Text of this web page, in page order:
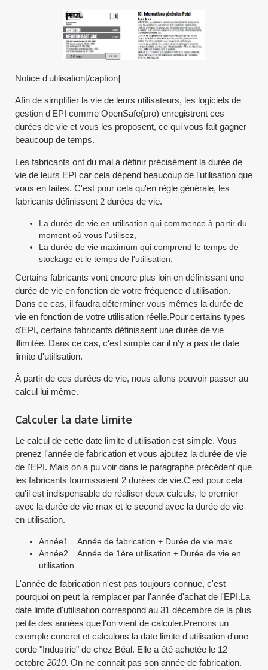
Notice d'utilisation[/caption]
Afin de simplifier la vie de leurs utilisateurs, les logiciels de
gestion d'EPI comme OpenSafe(pro) enregistrent ces
durées de vie et vous les proposent, ce qui vous fait gagner
beaucoup de temps.
Les fabricants ont du mal à définir précisément la durée de
vie de leurs EPI car cela dépend beaucoup de l'utilisation que
vous en faites. C'est pour cela qu'en règle générale, les
fabricants définissent 2 durées de vie.
La durée de vie en utilisation qui commence à partir du
moment où vous l'utilisez,
La durée de vie maximum qui comprend le temps de
stockage et le temps de l'utilisation.
Certains fabricants vont encore plus loin en définissant une
durée de vie en fonction de votre fréquence d'utilisation.
Dans ce cas, il faudra déterminer vous mêmes la durée de
vie en fonction de votre utilisation réelle.Pour certains types
d'EPI, certains fabricants définissent une durée de vie
illimitée. Dans ce cas, c'est simple car il n'y a pas de date
limite d'utilisation.
À partir de ces durées de vie, nous allons pouvoir passer au
calcul lui même.
Calculer la date limite
Le calcul de cette date limite d'utilisation est simple. Vous
prenez l'année de fabrication et vous ajoutez la durée de vie
de l'EPI. Mais on a pu voir dans le paragraphe précédent que
les fabricants fournissaient 2 durées de vie.C'est pour cela
qu'il est indispensable de réaliser deux calculs, le premier
avec la durée de vie max et le second avec la durée de vie
en utilisation.
Année1 = Année de fabrication + Durée de vie max.
Année2 = Année de 1ère utilisation + Durée de vie en
utilisation.
L'année de fabrication n'est pas toujours connue, c'est
pourquoi on peut la remplacer par l'année d'achat de l'EPI.La
date limite d'utilisation correspond au 31 décembre de la plus
petite des années que l'on vient de calculer.Prenons un
exemple concret et calculons la date limite d'utilisation d'une
corde "Industrie" de chez Béal. Elle a été achetée le 12
octobre2010. On ne connait pas son année de fabrication.